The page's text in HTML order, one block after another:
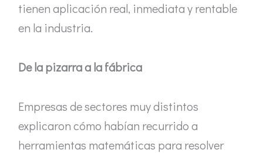
tienen aplicación real, inmediata y rentable
en la industria.
De la pizarra a la fábrica
Empresas de sectores muy distintos
explicaron cómo habían recurrido a
herramientas matemáticas para resolver